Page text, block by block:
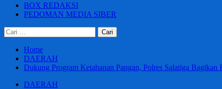
BOX REDAKSI
PEDOMAN MEDIA SIBER
Cari
untuk:
Home
DAERAH
Dukung Program Ketahanan Pangan, Polres Salatiga
DAERAH